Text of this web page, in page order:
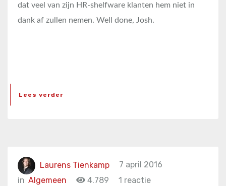
dat veel van zijn HR-shelfware klanten hem niet in
dank af zullen nemen. Well done, Josh.
Lees verder
Laurens Tienkamp
7 april 2016
in Algemeen 4.789 1 reactie